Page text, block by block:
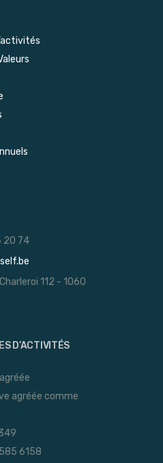
20 74
112 - 1060
D’ACTIVITÉS
agréée comme
6158